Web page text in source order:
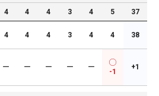
4 4 4 3 4 5 37
4 4 4 3 4 4 38
ー ー ー ー ー
-1
+1